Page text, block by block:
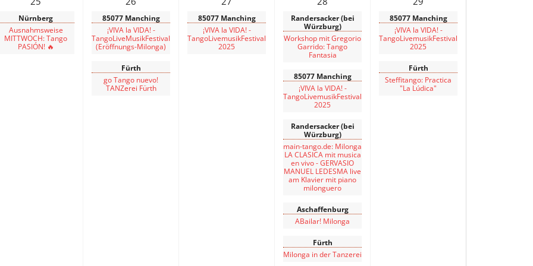
Nürnberg
Ausnahmsweise
MITTWOCH: Tango
PASIÓN! 🔥
85077 Manching
¡VIVA la VIDA! -
TangoLiveMusikFestival
(Eröffnungs-Milonga)
Fürth
go Tango nuevo!
TANZerei Fürth
85077 Manching
¡VIVA la VIDA! -
TangoLivemusikFestival
2025
Randersacker (bei
Würzburg)
Workshop mit Gregorio
Garrido: Tango
Fantasia
85077 Manching
¡VIVA la VIDA! -
TangoLivemusikFestival
2025
Randersacker (bei
Würzburg)
main-tango.de: Milonga
LA CLASICA mit musica
en vivo - GERVASIO
MANUEL LEDESMA live
am Klavier mit piano
milonguero
Aschaffenburg
ABailar! Milonga
Fürth
Milonga in der Tanzerei
85077 Manching
¡VIVA la VIDA! -
TangoLivemusikFestival
2025
Fürth
Steffitango: Practica
"La Lúdica"